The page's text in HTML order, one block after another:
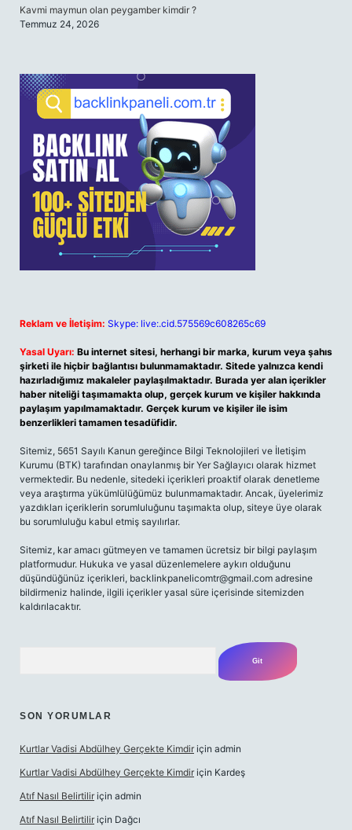
Kavmi maymun olan peygamber kimdir ?
Temmuz 24, 2026
Reklam ve İletişim: Skype: live:.cid.575569c608265c69
Yasal Uyarı: Bu internet sitesi, herhangi bir marka, kurum veya şahıs
şirketi ile hiçbir bağlantısı bulunmamaktadır. Sitede yalnızca kendi
hazırladığımız makaleler paylaşılmaktadır. Burada yer alan içerikler
haber niteliği taşımamakta olup, gerçek kurum ve kişiler hakkında
paylaşım yapılmamaktadır. Gerçek kurum ve kişiler ile isim
benzerlikleri tamamen tesadüfidir.
Sitemiz, 5651 Sayılı Kanun gereğince Bilgi Teknolojileri ve İletişim
Kurumu (BTK) tarafından onaylanmış bir Yer Sağlayıcı olarak hizmet
vermektedir. Bu nedenle, sitedeki içerikleri proaktif olarak denetleme
veya araştırma yükümlülüğümüz bulunmamaktadır. Ancak, üyelerimiz
yazdıkları içeriklerin sorumluluğunu taşımakta olup, siteye üye olarak
bu sorumluluğu kabul etmiş sayılırlar.
Sitemiz, kar amacı gütmeyen ve tamamen ücretsiz bir bilgi paylaşım
platformudur. Hukuka ve yasal düzenlemelere aykırı olduğunu
düşündüğünüz içerikleri, backlinkpanelicomtr@gmail.com adresine
bildirmeniz halinde, ilgili içerikler yasal süre içerisinde sitemizden
kaldırılacaktır.
SON YORUMLAR
Kurtlar Vadisi Abdülhey Gerçekte Kimdir için admin
Kurtlar Vadisi Abdülhey Gerçekte Kimdir için Kardeş
Atıf Nasıl Belirtilir için admin
Atıf Nasıl Belirtilir için Dağcı